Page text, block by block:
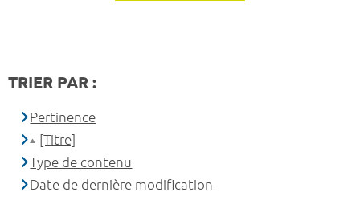
TRIER PAR :
Pertinence
[Titre]
Type de contenu
Date de dernière modification